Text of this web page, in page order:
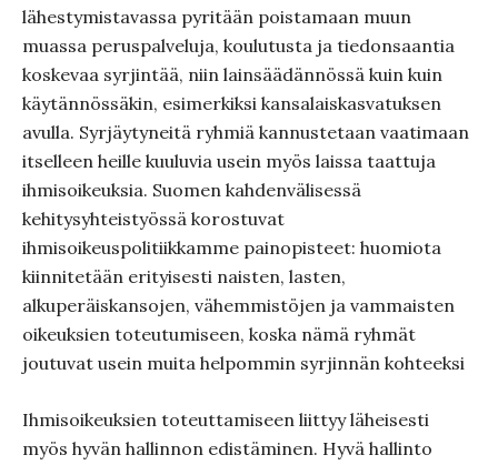
lähestymistavassa pyritään poistamaan muun
muassa peruspalveluja, koulutusta ja tiedonsaantia
koskevaa syrjintää, niin lainsäädännössä kuin kuin
käytännössäkin, esimerkiksi kansalaiskasvatuksen
avulla. Syrjäytyneitä ryhmiä kannustetaan vaatimaan
itselleen heille kuuluvia usein myös laissa taattuja
ihmisoikeuksia. Suomen kahdenvälisessä
kehitysyhteistyössä korostuvat
ihmisoikeuspolitiikkamme painopisteet: huomiota
kiinnitetään erityisesti naisten, lasten,
alkuperäiskansojen, vähemmistöjen ja vammaisten
oikeuksien toteutumiseen, koska nämä ryhmät
joutuvat usein muita helpommin syrjinnän kohteeksi
Ihmisoikeuksien toteuttamiseen liittyy läheisesti
myös hyvän hallinnon edistäminen. Hyvä hallinto